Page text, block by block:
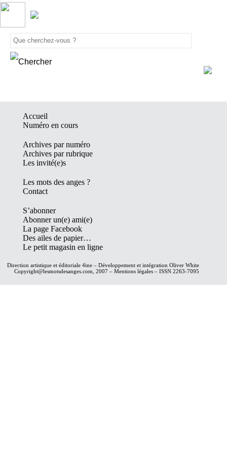
Accueil
Numéro en cours
Archives par numéro
Archives par rubrique
Les invité(e)s
Les mots des anges ?
Contact
S’abonner
Abonner un(e) ami(e)
La page Facebook
Des ailes de papier…
Le petit magasin en ligne
Direction artistique et éditoriale 4ine – Développement et intégration Oliver White
Copyright@lesmotsdesanges.com, 2007 – Mentions légales – ISSN 2263-7095